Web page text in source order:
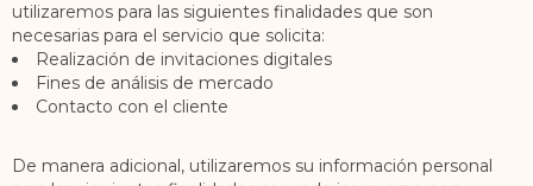
utilizaremos para las siguientes finalidades que son
necesarias para el servicio que solicita:
Realización de invitaciones digitales
Fines de análisis de mercado
Contacto con el cliente
De manera adicional, utilizaremos su información personal